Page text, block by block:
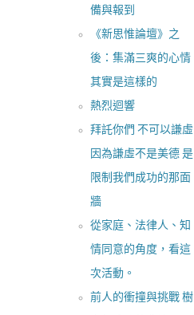
備與報到
《新思惟論壇》之
後：集滿三爽的心情
其實是這樣的
熱烈迴響
拜託你們 不可以謙虛
因為謙虛不是美德 是
限制我們成功的那面
牆
從家庭、法律人、知
情同意的角度，看這
次活動。
前人的衝撞與挑戰 樹